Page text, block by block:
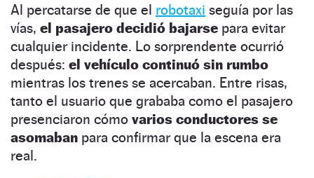
Al percatarse de que el robotaxi seguía por las
vías, el pasajero decidió bajarse para evitar
cualquier incidente. Lo sorprendente ocurrió
después: el vehículo continuó sin rumbo
mientras los trenes se acercaban. Entre risas,
tanto el usuario que grababa como el pasajero
presenciaron cómo varios conductores se
asomaban para confirmar que la escena era
real.